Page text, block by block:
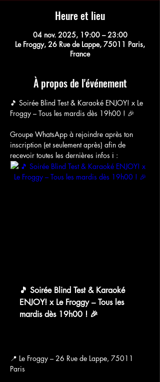
Heure et lieu
04 nov. 2025, 19:00 – 23:00
Le Froggy, 26 Rue de Lappe, 75011 Paris,
France
À propos de l'événement
🎵 Soirée Blind Test & Karaoké ENJOY! x Le
Froggy – Tous les mardis dès 19h00 ! 🎉
Groupe WhatsApp à rejoindre après ton
inscription (et seulement après) afin de
recevoir toutes les dernières infos ℹ️ :
🎵 Soirée Blind Test & Karaoké
ENJOY! x Le Froggy – Tous les
mardis dès 19h00 ! 🎉
📍 Le Froggy – 26 Rue de Lappe, 75011
Paris